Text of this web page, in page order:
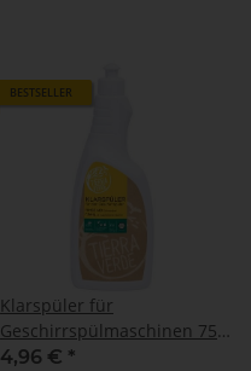
BESTSELLER
Klarspüler für
Geschirrspülmaschinen 750
ml (0,75 Liter) Flasche
4,96 € *